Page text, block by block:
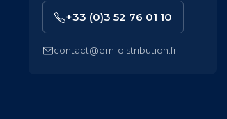
+33 (0)3 52 76 01 10
contact@em-distribution.fr